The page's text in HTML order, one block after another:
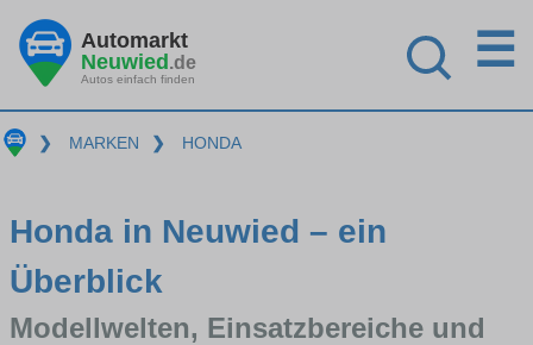
Automarkt
Neuwied.de
Autos einfach finden
☰
❯ MARKEN ❯ HONDA
Honda in Neuwied – ein
Überblick
Modellwelten, Einsatzbereiche und